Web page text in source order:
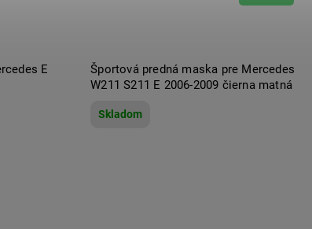
E
Športová predná maska pre Mercedes
W211 S211 E 2006-2009 čierna matná
Skladom